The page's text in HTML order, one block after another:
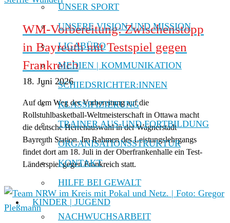
UNSER SPORT
UNSERE VISION UND MISSION
LIGABÜRO
MEDIEN | KOMMUNIKATION
SCHIEDSRICHTER:INNEN
KLASSIFIZIERUNG
TRAINER AUS-UND FORTBILDUNG
ORGANISATIONSSTRUKTUR
KONTAKT
HILFE BEI GEWALT
KINDER | JUGEND
NACHWUCHSARBEIT
WM-Vorbereitung: Zwischenstopp
in Bayreuth mit Testspiel gegen
Frankreich
18. Juni 2026
Auf dem Weg der Vorbereitung auf die
Rollstuhlbasketball-Weltmeisterschaft in Ottawa macht
die deutsche Herrenauswahl in der Wagnerstadt
Bayreuth Station. Im Rahmen des Leistungslehrgangs
findet dort am 18. Juli in der Oberfrankenhalle ein Test-
Länderspiel gegen Frankreich statt.